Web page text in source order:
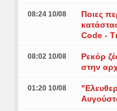
08:24 10/08
Ποιες
Code -
08:02 10/08
Ρεκόρ
στην
01:20 10/08